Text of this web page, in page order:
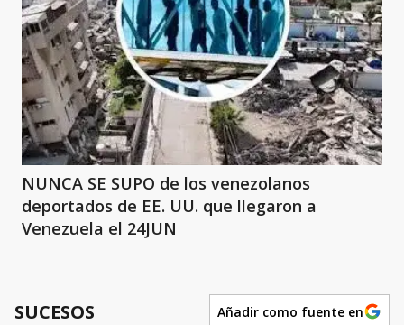
NUNCA SE SUPO de los venezolanos
deportados de EE. UU. que llegaron a
Venezuela el 24JUN
SUCESOS Añadir como fuente en